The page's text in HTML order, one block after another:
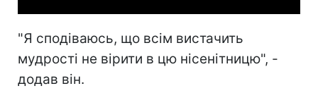
"Я сподіваюсь, що всім вистачить
мудрості не вірити в цю нісенітницю", -
додав він.